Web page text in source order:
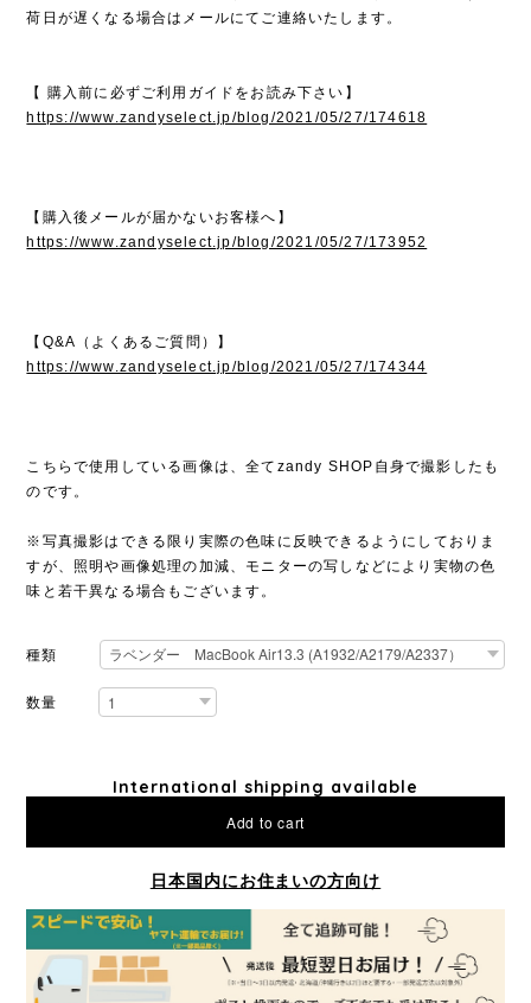
荷日が遅くなる場合はメールにてご連絡いたします。
【 購入前に必ずご利用ガイドをお読み下さい】
https://www.zandyselect.jp/blog/2021/05/27/174618
【購入後メールが届かないお客様へ】
https://www.zandyselect.jp/blog/2021/05/27/173952
【Q&A（よくあるご質問）】
https://www.zandyselect.jp/blog/2021/05/27/174344
こちらで使用している画像は、全てzandy SHOP自身で撮影したも
のです。
※写真撮影はできる限り実際の色味に反映できるようにしておりま
すが、照明や画像処理の加減、モニターの写しなどにより実物の色
味と若干異なる場合もございます。
種類
数量
International shipping available
Add to cart
日本国内にお住まいの方向け